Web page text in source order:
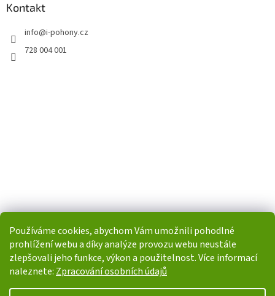
Používáme cookies, abychom Vám umožnili pohodlné
prohlížení webu a díky analýze provozu webu neustále
zlepšovali jeho funkce, výkon a použitelnost. Více informací
naleznete: Zpracování osobních údajů
Kontakt
info@i-pohony.cz
728 004 001